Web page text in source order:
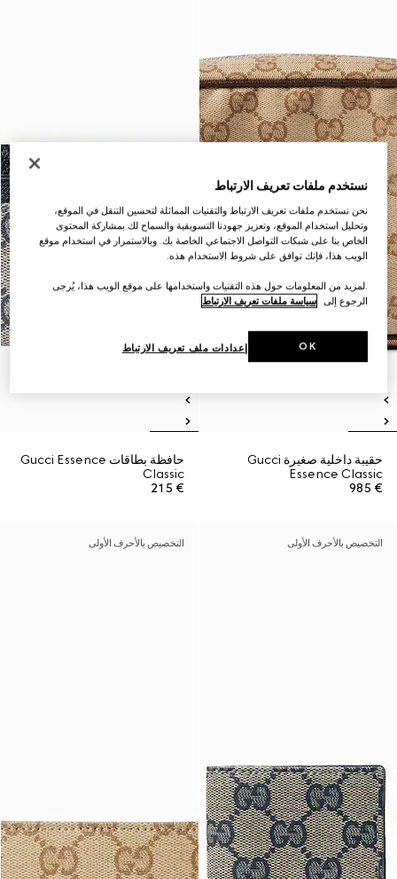
حقيبة داخلية صغيرة Gucci
Essence Classic
€ 985
حافظة بطاقات Gucci Essence
Classic
€ 215
التخصيص بالأحرف الأولى التخصيص بالأحرف الأولى
نستخدم ملفات تعريف الارتباط
نحن نستخدم ملفات تعريف الارتباط والتقنيات المماثلة لتحسين التنقل في الموقع،
وتحليل استخدام الموقع، وتعزيز جهودنا التسويقية والسماح لك بمشاركة المحتوى
الخاص بنا على شبكات التواصل الاجتماعي الخاصة بك. وبالاستمرار في استخدام موقع
الويب هذا، فإنك توافق على شروط الاستخدام هذه.
.لمزيد من المعلومات حول هذه التقنيات واستخدامها على موقع الويب هذا، يُرجى
الرجوع إلى سياسة ملفات تعريف الارتباط
إعدادات ملف تعريف الارتباط OK